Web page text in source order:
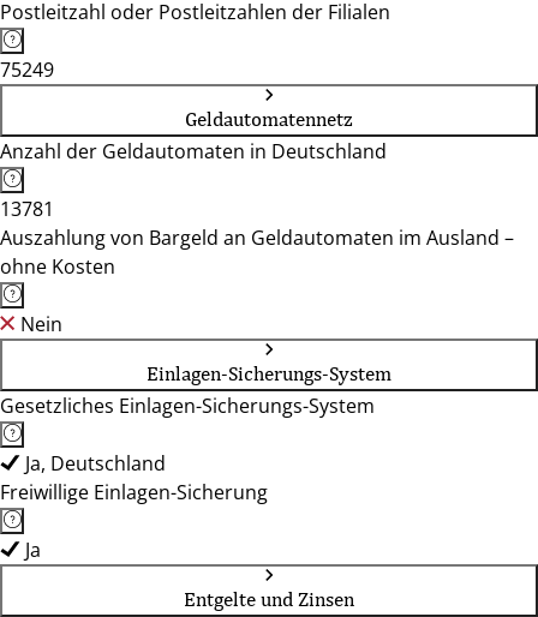
Postleitzahl oder Postleitzahlen der Filialen
75249
Geldautomatennetz
Anzahl der Geldautomaten in Deutschland
13781
Auszahlung von Bargeld an Geldautomaten im Ausland –
ohne Kosten
Nein
Einlagen-Sicherungs-System
Gesetzliches Einlagen-Sicherungs-System
Ja, Deutschland
Freiwillige Einlagen-Sicherung
Ja
Entgelte und Zinsen